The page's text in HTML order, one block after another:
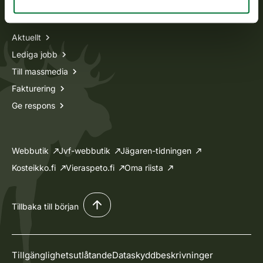
Information om oss
Aktuellt
Lediga jobb
Till massmedia
Fakturering
Ge respons
Webbutik Jvf-webbutik
Jägaren-tidningen
Kosteikko.fi
Vieraspeto.fi Oma riista
Tillbaka till början
TillgänglighetsutlåtandeDataskyddbeskrivninger